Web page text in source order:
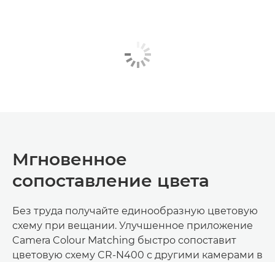
Мгновенное
сопоставление цвета
Без труда получайте единообразную цветовую
схему при вещании. Улучшенное приложение
Camera Colour Matching быстро сопоставит
цветовую схему CR-N400 с другими камерами в